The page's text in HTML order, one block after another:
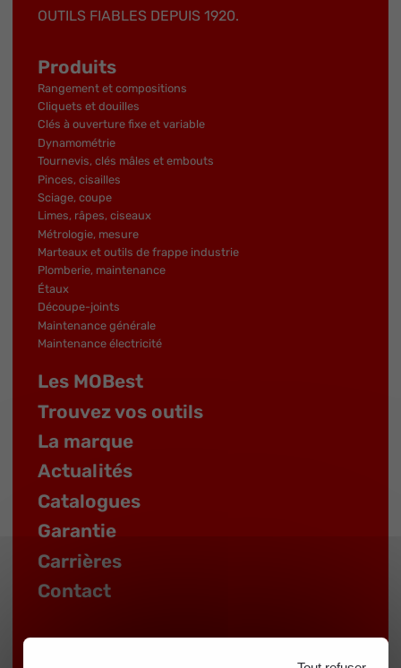
OUTILS FIABLES DEPUIS 1920.
Produits
Rangement et compositions
Cliquets et douilles
Clés à ouverture fixe et variable
Dynamométrie
Tournevis, clés mâles et embouts
Pinces, cisailles
Sciage, coupe
Limes, râpes, ciseaux
Métrologie, mesure
Marteaux et outils de frappe industrie
Plomberie, maintenance
Étaux
Découpe-joints
Maintenance générale
Maintenance électricité
Les MOBest
Trouvez vos outils
La marque
Actualités
Catalogues
Garantie
Carrières
Contact